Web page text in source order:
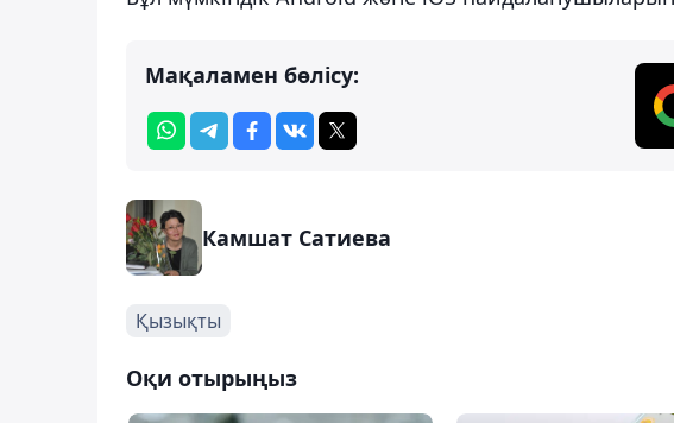
Мақаламен бөлісу:
Камшат Сатиева
Қызықты
Оқи отырыңыз